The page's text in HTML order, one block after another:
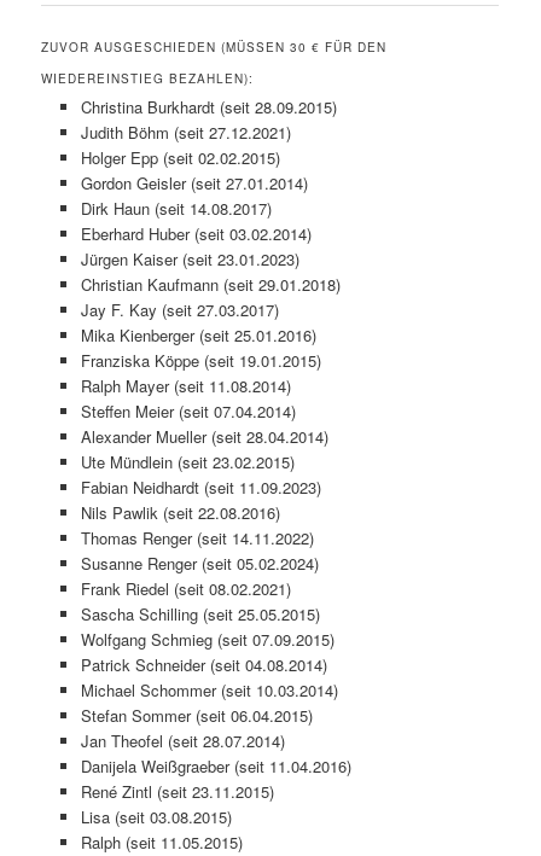
ZUVOR AUSGESCHIEDEN (MÜSSEN 30 € FÜR DEN
WIEDEREINSTIEG BEZAHLEN):
Christina Burkhardt (seit 28.09.2015)
Judith Böhm (seit 27.12.2021)
Holger Epp (seit 02.02.2015)
Gordon Geisler (seit 27.01.2014)
Dirk Haun (seit 14.08.2017)
Eberhard Huber (seit 03.02.2014)
Jürgen Kaiser (seit 23.01.2023)
Christian Kaufmann (seit 29.01.2018)
Jay F. Kay (seit 27.03.2017)
Mika Kienberger (seit 25.01.2016)
Franziska Köppe (seit 19.01.2015)
Ralph Mayer (seit 11.08.2014)
Steffen Meier (seit 07.04.2014)
Alexander Mueller (seit 28.04.2014)
Ute Mündlein (seit 23.02.2015)
Fabian Neidhardt (seit 11.09.2023)
Nils Pawlik (seit 22.08.2016)
Thomas Renger (seit 14.11.2022)
Susanne Renger (seit 05.02.2024)
Frank Riedel (seit 08.02.2021)
Sascha Schilling (seit 25.05.2015)
Wolfgang Schmieg (seit 07.09.2015)
Patrick Schneider (seit 04.08.2014)
Michael Schommer (seit 10.03.2014)
Stefan Sommer (seit 06.04.2015)
Jan Theofel (seit 28.07.2014)
Danijela Weißgraeber (seit 11.04.2016)
René Zintl (seit 23.11.2015)
Lisa (seit 03.08.2015)
Ralph (seit 11.05.2015)